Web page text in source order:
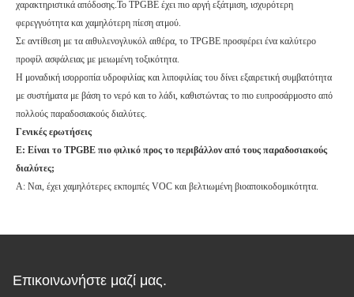
χαρακτηριστικά απόδοσης.Το TPGBE έχει πιο αργή εξάτμιση, ισχυρότερη
φερεγγυότητα και χαμηλότερη πίεση ατμού.
Σε αντίθεση με τα αιθυλενογλυκόλ αιθέρα, το TPGBE προσφέρει ένα καλύτερο
προφίλ ασφάλειας με μειωμένη τοξικότητα.
Η μοναδική ισορροπία υδροφιλίας και λιποφιλίας του δίνει εξαιρετική συμβατότητα
με συστήματα με βάση το νερό και το λάδι, καθιστώντας το πιο ευπροσάρμοστο από
πολλούς παραδοσιακούς διαλύτες.
Γενικές ερωτήσεις
Ε: Είναι το TPGBE πιο φιλικό προς το περιβάλλον από τους παραδοσιακούς
διαλύτες;
Α: Ναι, έχει χαμηλότερες εκπομπές VOC και βελτιωμένη βιοαποικοδομικότητα.
Επικοινωνήστε μαζί μας.